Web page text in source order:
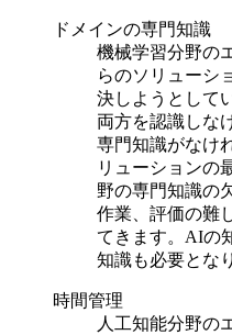
ドメインの専門知識
機械学習分野の
らのソリューシ
決しようとして
両方を認識しな
専門知識がなけ
リューションの
野の専門知識の
作業、評価の難
てきます。AIの
知識も必要とな
時間管理
人工知能分野の